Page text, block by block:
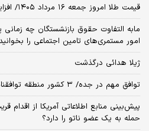
قیمت طلا امروز جمعه ۱۶ مرداد ۱۴۰۵/ افزایش قیمت طلا
مابه التفاوت حقوق بازنشستگان چه
امور مستمری‌های تامین اجتماعی را
ژیلا هدائی درگذشت
توافق مهم در جده/ ۳ کشور منطقه توافقنامه نظامی امضا می‌کنند
پیش‌بینی منابع اطلاعاتی آمریکا از
حمله به یک عضو ناتو را دارد؟